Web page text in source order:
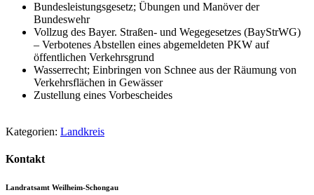
Bundesleistungsgesetz; Übungen und Manöver der
Bundeswehr
Vollzug des Bayer. Straßen- und Wegegesetzes (BayStrWG)
– Verbotenes Abstellen eines abgemeldeten PKW auf
öffentlichen Verkehrsgrund
Wasserrecht; Einbringen von Schnee aus der Räumung von
Verkehrsflächen in Gewässer
Zustellung eines Vorbescheides
Kategorien: Landkreis
Kontakt
Landratsamt Weilheim-Schongau